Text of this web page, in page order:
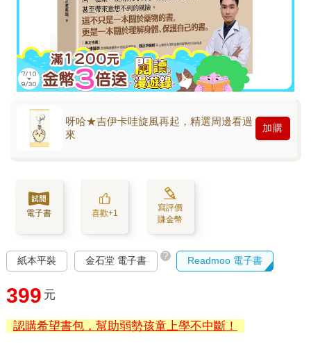
呀哈★吉伊卡哇旋風再起，精選周邊看過
來
加購
電子書 喜歡+1
寫評價
賺金幣
紙本平裝 金石堂 電子書 ? Readmoo 電子書
399 元
認購希望書包，幫助弱勢孩童上學不中斷！